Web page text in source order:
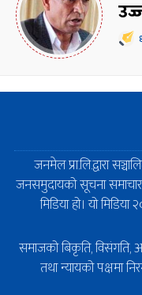
जनमेल प्रा.लि.द्वारा
जनसमुदायको सूचना समाचार
मिडिया हो। यो
समाजको बिकृति, विसंगति,
तथा न्यायको पक्षमा